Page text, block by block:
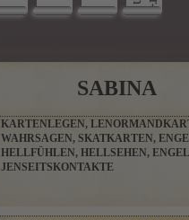
SABINA
KARTENLEGEN,
WAHRSAGEN, SKATKARTEN,
HELLFÜHLEN, HELLSEHEN,
JENSEITSKONTAKTE